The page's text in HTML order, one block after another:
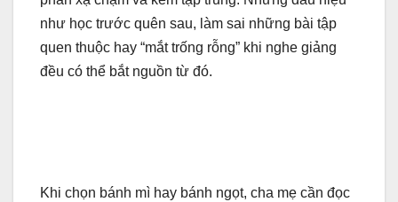
như học trước quên sau, làm sai những bài tập
quen thuộc hay “mắt trống rỗng” khi nghe giảng
đều có thể bắt nguồn từ đó.
Khi chọn bánh mì hay bánh ngọt, cha mẹ cần đọc